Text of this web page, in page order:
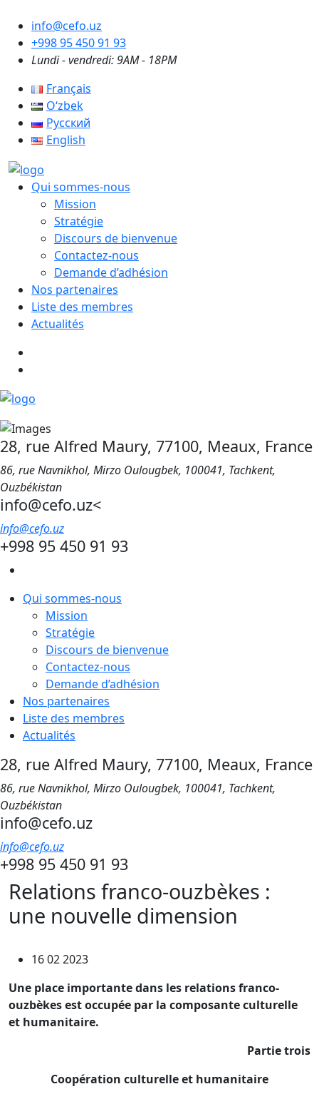
info@cefo.uz
+998 95 450 91 93
Lundi - vendredi: 9AM - 18PM
Français
Oʻzbek
Русский
English
Qui sommes-nous
Mission
Stratégie
Discours de bienvenue
Contactez-nous
Demande d’adhésion
Nos partenaires
Liste des membres
Actualités
28, rue Alfred Maury, 77100, Meaux, France
86, rue Navnikhol, Mirzo Oulougbek, 100041, Tachkent,
Ouzbékistan
info@cefo.uz<
info@cefo.uz
+998 95 450 91 93
Qui sommes-nous
Mission
Stratégie
Discours de bienvenue
Contactez-nous
Demande d’adhésion
Nos partenaires
Liste des membres
Actualités
28, rue Alfred Maury, 77100, Meaux, France
86, rue Navnikhol, Mirzo Oulougbek, 100041, Tachkent,
Ouzbékistan
info@cefo.uz
info@cefo.uz
+998 95 450 91 93
Relations franco-ouzbèkes :
une nouvelle dimension
16 02 2023
Une place importante dans les relations franco-
ouzbèkes est occupée par la composante culturelle
et humanitaire.
Partie trois
Coopération culturelle et humanitaire